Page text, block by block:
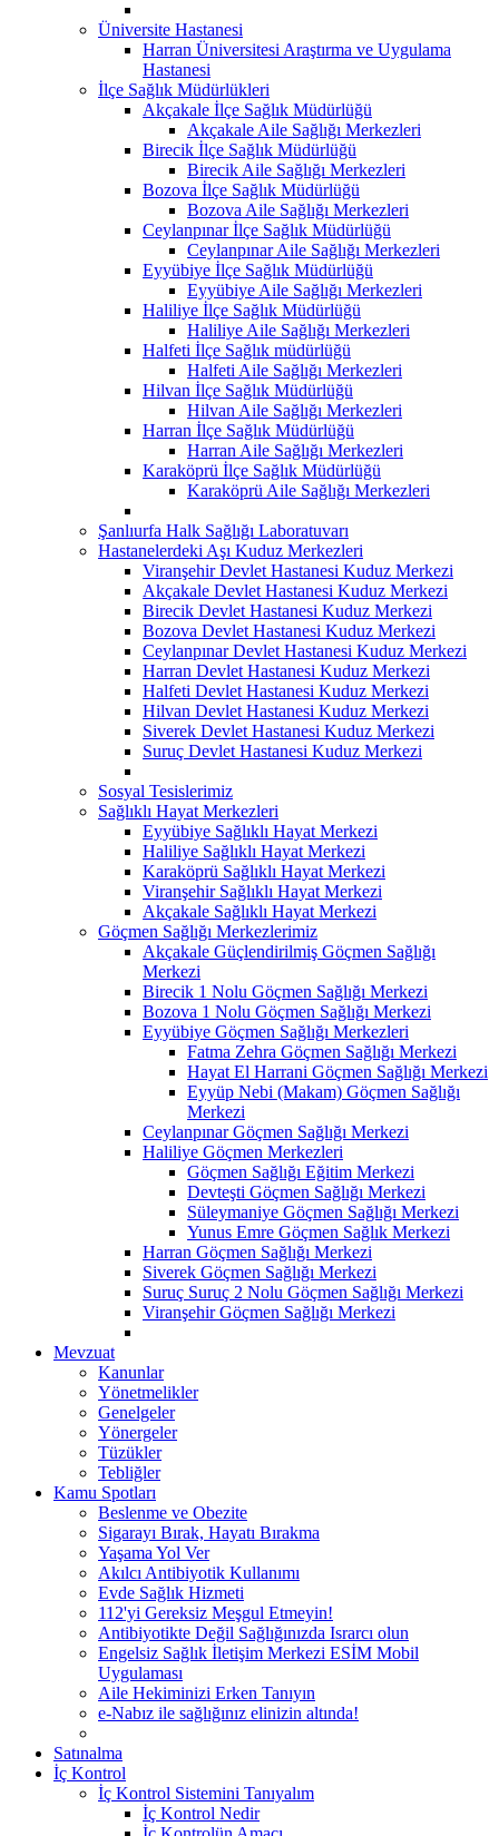
Üniversite Hastanesi
Harran Üniversitesi Araştırma ve Uygulama
Hastanesi
İlçe Sağlık Müdürlükleri
Akçakale İlçe Sağlık Müdürlüğü
Akçakale Aile Sağlığı Merkezleri
Birecik İlçe Sağlık Müdürlüğü
Birecik Aile Sağlığı Merkezleri
Bozova İlçe Sağlık Müdürlüğü
Bozova Aile Sağlığı Merkezleri
Ceylanpınar İlçe Sağlık Müdürlüğü
Ceylanpınar Aile Sağlığı Merkezleri
Eyyübiye İlçe Sağlık Müdürlüğü
Eyyübiye Aile Sağlığı Merkezleri
Haliliye İlçe Sağlık Müdürlüğü
Haliliye Aile Sağlığı Merkezleri
Halfeti İlçe Sağlık müdürlüğü
Halfeti Aile Sağlığı Merkezleri
Hilvan İlçe Sağlık Müdürlüğü
Hilvan Aile Sağlığı Merkezleri
Harran İlçe Sağlık Müdürlüğü
Harran Aile Sağlığı Merkezleri
Karaköprü İlçe Sağlık Müdürlüğü
Karaköprü Aile Sağlığı Merkezleri
Şanlıurfa Halk Sağlığı Laboratuvarı
Hastanelerdeki Aşı Kuduz Merkezleri
Viranşehir Devlet Hastanesi Kuduz Merkezi
Akçakale Devlet Hastanesi Kuduz Merkezi
Birecik Devlet Hastanesi Kuduz Merkezi
Bozova Devlet Hastanesi Kuduz Merkezi
Ceylanpınar Devlet Hastanesi Kuduz Merkezi
Harran Devlet Hastanesi Kuduz Merkezi
Halfeti Devlet Hastanesi Kuduz Merkezi
Hilvan Devlet Hastanesi Kuduz Merkezi
Siverek Devlet Hastanesi Kuduz Merkezi
Suruç Devlet Hastanesi Kuduz Merkezi
Sosyal Tesislerimiz
Sağlıklı Hayat Merkezleri
Eyyübiye Sağlıklı Hayat Merkezi
Haliliye Sağlıklı Hayat Merkezi
Karaköprü Sağlıklı Hayat Merkezi
Viranşehir Sağlıklı Hayat Merkezi
Akçakale Sağlıklı Hayat Merkezi
Göçmen Sağlığı Merkezlerimiz
Akçakale Güçlendirilmiş Göçmen Sağlığı
Merkezi
Birecik 1 Nolu Göçmen Sağlığı Merkezi
Bozova 1 Nolu Göçmen Sağlığı Merkezi
Eyyübiye Göçmen Sağlığı Merkezleri
Fatma Zehra Göçmen Sağlığı Merkezi
Hayat El Harrani Göçmen Sağlığı Merkezi
Eyyüp Nebi (Makam) Göçmen Sağlığı
Merkezi
Ceylanpınar Göçmen Sağlığı Merkezi
Haliliye Göçmen Merkezleri
Göçmen Sağlığı Eğitim Merkezi
Devteşti Göçmen Sağlığı Merkezi
Süleymaniye Göçmen Sağlığı Merkezi
Yunus Emre Göçmen Sağlık Merkezi
Harran Göçmen Sağlığı Merkezi
Siverek Göçmen Sağlığı Merkezi
Suruç Suruç 2 Nolu Göçmen Sağlığı Merkezi
Viranşehir Göçmen Sağlığı Merkezi
Mevzuat
Kanunlar
Yönetmelikler
Genelgeler
Yönergeler
Tüzükler
Tebliğler
Kamu Spotları
Beslenme ve Obezite
Sigarayı Bırak, Hayatı Bırakma
Yaşama Yol Ver
Akılcı Antibiyotik Kullanımı
Evde Sağlık Hizmeti
112'yi Gereksiz Meşgul Etmeyin!
Antibiyotikte Değil Sağlığınızda Israrcı olun
Engelsiz Sağlık İletişim Merkezi ESİM Mobil
Uygulaması
Aile Hekiminizi Erken Tanıyın
e-Nabız ile sağlığınız elinizin altında!
Satınalma
İç Kontrol
İç Kontrol Sistemini Tanıyalım
İç Kontrol Nedir